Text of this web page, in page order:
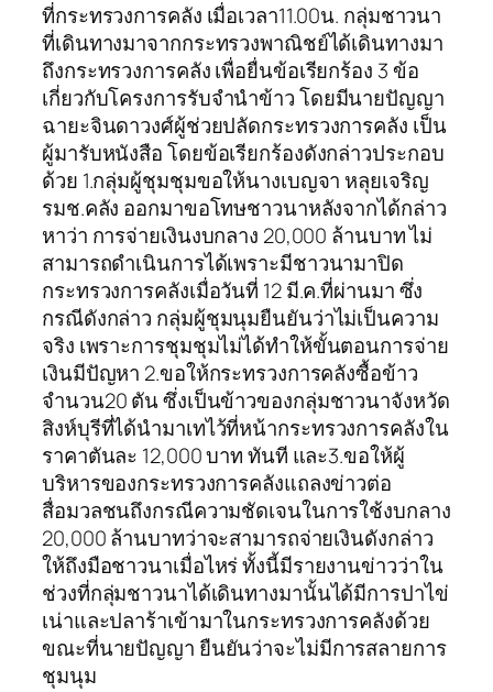
ที่กระทรวงการคลัง เมื่อเวลา11.00น. กลุ่มชาวนา
ที่เดินทางมาจากกระทรวงพาณิชย์ได้เดินทางมา
ถึงกระทรวงการคลัง เพื่อยื่นข้อเรียกร้อง 3 ข้อ
เกี่ยวกับโครงการรับจำนำข้าว โดยมีนายปัญญา
ฉายะจินดาวงศ์ผู้ช่วยปลัดกระทรวงการคลัง เป็น
ผู้มารับหนังสือ โดยข้อเรียกร้องดังกล่าวประกอบ
ด้วย 1.กลุ่มผู้ชุมชุมขอให้นางเบญจา หลุยเจริญ
รมช.คลัง ออกมาขอโทษชาวนาหลังจากได้กล่าว
หาว่า การจ่ายเงินงบกลาง 20,000 ล้านบาท ไม่
สามารถดำเนินการได้เพราะมีชาวนามาปิด
กระทรวงการคลังเมื่อวันที่ 12 มี.ค.ที่ผ่านมา ซึ่ง
กรณีดังกล่าว กลุ่มผู้ชุมนุมยืนยันว่าไม่เป็นความ
จริง เพราะการชุมชุมไม่ได้ทำให้ขั้นตอนการจ่าย
เงินมีปัญหา 2.ขอให้กระทรวงการคลังซื้อข้าว
จำนวน20 ตัน ซึ่งเป็นข้าวของกลุ่มชาวนาจังหวัด
สิงห์บุรีที่ได้นำมาเทไว้ที่หน้ากระทรวงการคลังใน
ราคาตันละ 12,000 บาท ทันที และ3.ขอให้ผู้
บริหารของกระทรวงการคลังแถลงข่าวต่อ
สื่อมวลชนถึงกรณีความชัดเจนในการใช้งบกลาง
20,000 ล้านบาทว่าจะสามารถจ่ายเงินดังกล่าว
ให้ถึงมือชาวนาเมื่อไหร่ ทั้งนี้มีรายงานข่าวว่าใน
ช่วงที่กลุ่มชาวนาได้เดินทางมานั้นได้มีการปาไข่
เน่าและปลาร้าเข้ามาในกระทรวงการคลังด้วย
ขณะที่นายปัญญา ยืนยันว่าจะไม่มีการสลายการ
ชุมนุม